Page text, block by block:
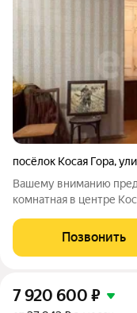
посёлок Косая Гора,
Вашему вниманию
комнатная в центре
спальня с
что дает уединение и
Позвонить
7 920 600 ₽